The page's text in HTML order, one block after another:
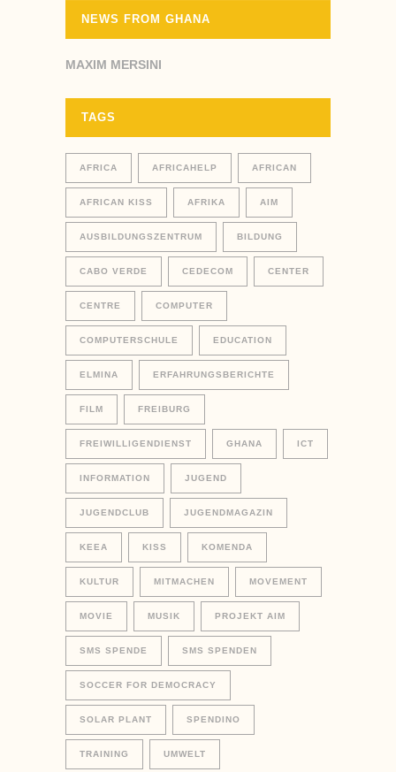
NEWS FROM GHANA
MAXIM MERSINI
TAGS
AFRICA AFRICAHELP AFRICAN
AFRICAN KISS AFRIKA AIM
AUSBILDUNGSZENTRUM BILDUNG
CABO VERDE CEDECOM CENTER
CENTRE COMPUTER
COMPUTERSCHULE EDUCATION
ELMINA ERFAHRUNGSBERICHTE
FILM FREIBURG
FREIWILLIGENDIENST GHANA ICT
INFORMATION JUGEND
JUGENDCLUB JUGENDMAGAZIN
KEEA KISS KOMENDA
KULTUR MITMACHEN MOVEMENT
MOVIE MUSIK PROJEKT AIM
SMS SPENDE SMS SPENDEN
SOCCER FOR DEMOCRACY
SOLAR PLANT SPENDINO
TRAINING UMWELT